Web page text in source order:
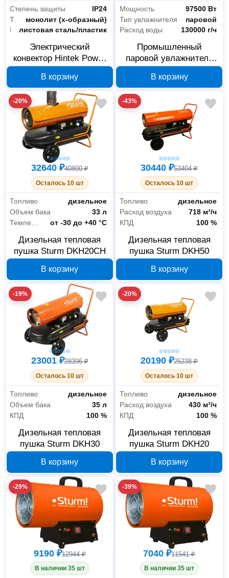
Степень защиты
IP24
Тип нагревательного элемента
монолит (х-образный)
Материал корпуса
листовая сталь/пластик
Электрический
конвектор Hintek Power
04.05.01.214587
В корзину
Мощность
97500 Вт
Тип увлажнителя
паровой
Расход воды
130000 г/ч
Промышленный
паровой увлажнитель
humiSteam UE130XL001
46156
В корзину
-20%
32640 ₽40800 ₽
Осталось 10 шт
Топливо
дизельное
Объем бака
33 л
от -30 до +40 °С
Дизельная тепловая
пушка Sturm DKH20CH
В корзину
-43%
30440 ₽53404 ₽
Осталось 10 шт
Топливо
дизельное
Расход воздуха
718 м³/ч
КПД
100 %
Дизельная тепловая
пушка Sturm DKH50
В корзину
-19%
23001 ₽28396 ₽
Осталось 10 шт
Топливо
дизельное
Объем бака
35 л
КПД
100 %
Дизельная тепловая
пушка Sturm DKH30
В корзину
-20%
20190 ₽25238 ₽
Осталось 10 шт
Топливо
дизельное
Расход воздуха
430 м³/ч
КПД
100 %
Дизельная тепловая
пушка Sturm DKH20
В корзину
-29%
9190 ₽12944 ₽
В наличии 35 шт
-39%
7040 ₽11541 ₽
В наличии 35 шт